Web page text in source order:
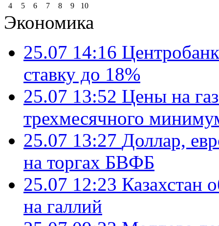
4 5 6 7 8 9 10
Экономика
25.07 14:16
ставку до 18%
25.07 13:52 Цены на
трехмесячного
25.07 13:27 Доллар,
на торгах БВФБ
25.07 12:23 Казахстан
на галлий